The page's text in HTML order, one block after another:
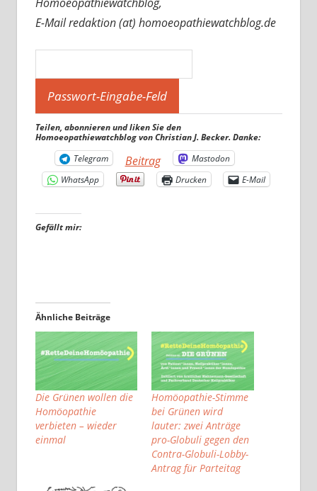
E-Mail redaktion (at) homoeopathiewatchblog.de
Teilen, abonnieren und liken Sie den
Homoeopathiewatchblog von Christian J. Becker. Danke:
Telegram
Beitrag
Mastodon
WhatsApp
Drucken E-Mail
Gefällt mir:
Ähnliche Beiträge
Die Grünen wollen die
Homöopathie
verbieten – wieder
einmal
Homöopathie-Stimme
bei Grünen wird
lauter: zwei Anträge
pro-Globuli gegen den
Contra-Globuli-Lobby-
Antrag für Parteitag